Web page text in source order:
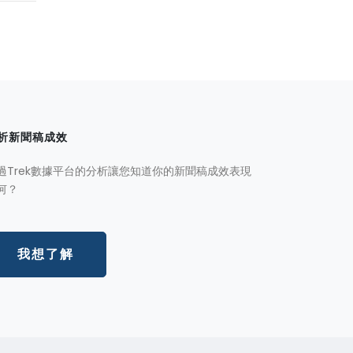
新聞稿成效
Trek數據平台的分析讓您知道你的新聞稿成效表現
？
我想了解